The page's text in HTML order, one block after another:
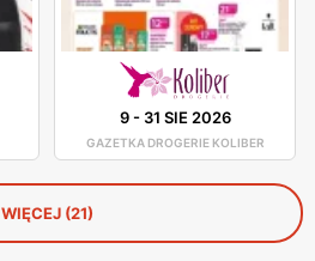
9- 31 SIE 2026
GAZETKA DROGERIE KOLIBER
WIĘCEJ (21)